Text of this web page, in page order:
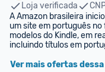
Loja verificada
A Amazon brasileira
um site em português
modelos do Kindle, em
incluindo títulos em
Ver mais ofertas